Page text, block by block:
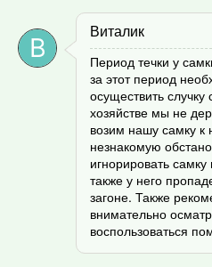
Виталик
Период течки у
за этот период
осуществить
хозяйстве мы не
возим нашу самку
незнакомую
игнорировать
также у него
загоне. Также
внимательно
воспользоваться